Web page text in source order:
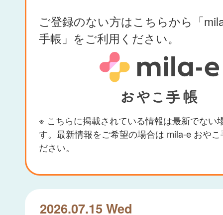
ご登録のない方はこちらから「
手帳」をご利用ください。
※ こちらに掲載されている情報は最新でない
す。最新情報をご希望の場合は mila-e おや
ださい。
2026.07.15 Wed